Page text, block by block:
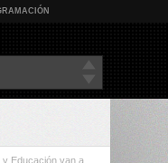
Educación van a